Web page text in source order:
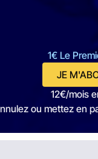
1€ Le
JE
12€/mois
ou mettez en